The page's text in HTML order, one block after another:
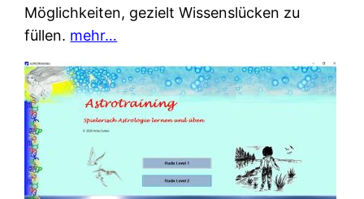
Möglichkeiten, gezielt Wissenslücken zu
füllen. mehr…